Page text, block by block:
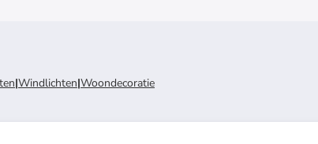
|Windlichten|Woondecoratie